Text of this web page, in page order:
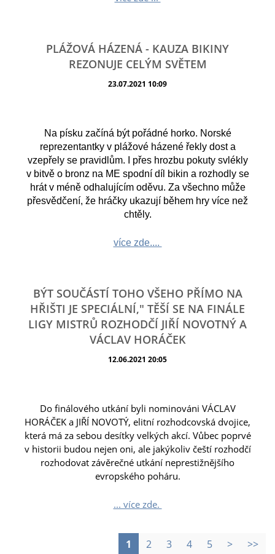
PLÁŽOVÁ HÁZENÁ - KAUZA BIKINY
REZONUJE CELÝM SVĚTEM
23.07.2021 10:09
Na písku začíná být pořádné horko. Norské
reprezentantky v plážové házené řekly dost a
vzepřely se pravidlům. I přes hrozbu pokuty svlékly
v bitvě o bronz na ME spodní díl bikin a rozhodly se
hrát v méně odhalujícím oděvu. Za všechno může
přesvědčení, že hráčky ukazují během hry více než
chtěly.
více zde....
BÝT SOUČÁSTÍ TOHO VŠEHO PŘÍMO NA
HŘIŠTI JE SPECIÁLNÍ," TĚŠÍ SE NA FINÁLE
LIGY MISTRŮ ROZHODČÍ JIŘÍ NOVOTNÝ A
VÁCLAV HORÁČEK
12.06.2021 20:05
Do finálového utkání byli nominováni VÁCLAV
HORÁČEK a JIŘÍ NOVOTÝ, elitní rozhodcovská dvojice,
která má za sebou desítky velkých akcí. Vůbec poprvé
v historii budou nejen oni, ale jakýkoliv čeští rozhodčí
rozhodovat závěrečné utkání neprestižnějšího
evropského poháru.
... více zde.
1 2 3 4 5 > >>